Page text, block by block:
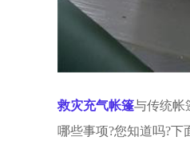
救灾充气帐篷与传统帐
哪些事项?您知道吗?下